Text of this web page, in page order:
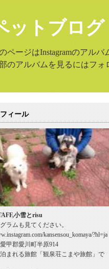
ットブログ
ページはInstagramのアル
のアルバムを見るにはフ
ィール
小雪とrisu
ラムも見てください。
kansensou_komaya/?hl=ja
甲郡愛川町半原914
まれる旅館「観泉荘こまや旅館」で